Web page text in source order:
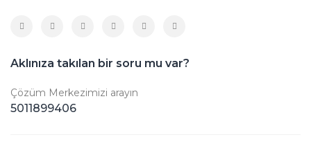
Aklınıza takılan bir soru mu var?
Çözüm Merkezimizi arayın
5011899406